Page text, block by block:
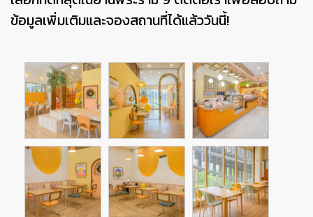
ข้อมูลเพิ่มเติมและจองสถานที่ได้แล้ววันนี้!